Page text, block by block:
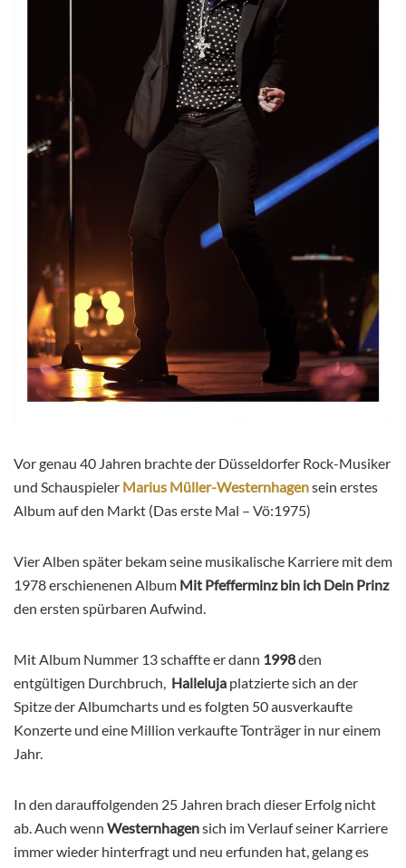
Vor genau 40 Jahren brachte der Düsseldorfer Rock-Musiker
und Schauspieler Marius Müller-Westernhagensein erstes
Album auf den Markt (Das erste Mal – Vö:1975)
Vier Alben später bekam seine musikalische Karriere mit dem
1978 erschienenen Album Mit Pfefferminz bin ich Dein Prinz
den ersten spürbaren Aufwind.
Mit Album Nummer 13 schaffte er dann 1998den
entgültigen Durchbruch, Halleluja platzierte sich an der
Spitze der Albumcharts und es folgten 50 ausverkaufte
Konzerte und eine Million verkaufte Tonträger in nur einem
Jahr.
In den darauffolgenden 25 Jahren brach dieser Erfolg nicht
ab. Auch wenn Westernhagensich im Verlauf seiner Karriere
immer wieder hinterfragt und neu erfunden hat, gelang es